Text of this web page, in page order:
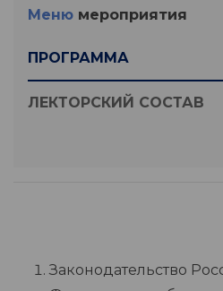
Меню мероприятия
ПРОГРАММА
ЛЕКТОРСКИЙ СОСТАВ
Законодательство